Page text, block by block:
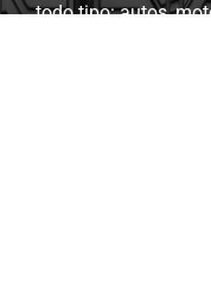
todo tipo: autos,